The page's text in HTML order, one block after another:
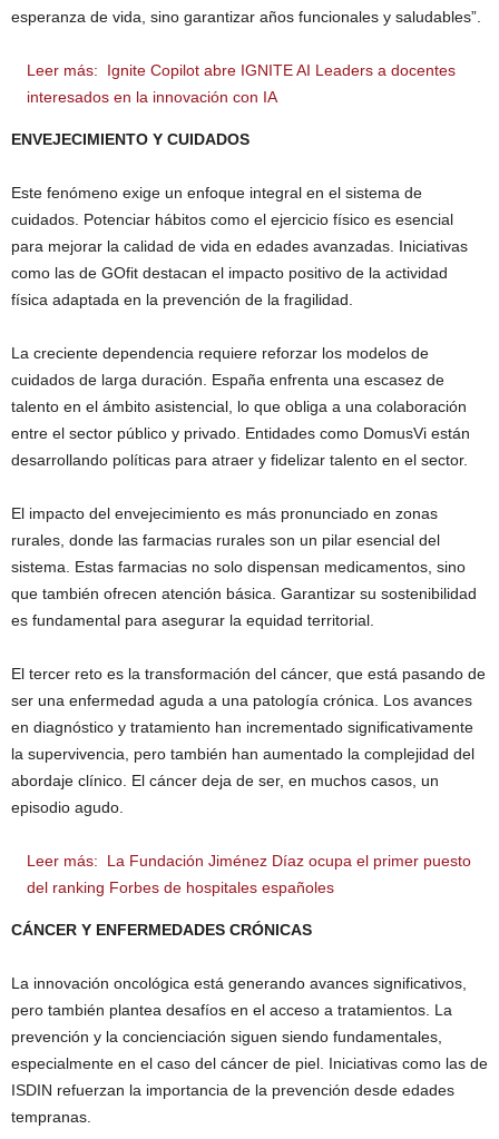
esperanza de vida, sino garantizar años funcionales y saludables”.
Leer más:
Ignite Copilot abre IGNITE AI Leaders a docentes
interesados en la innovación con IA
ENVEJECIMIENTO Y CUIDADOS
Este fenómeno exige un enfoque integral en el sistema de
cuidados. Potenciar hábitos como el ejercicio físico es esencial
para mejorar la calidad de vida en edades avanzadas. Iniciativas
como las de GOfit destacan el impacto positivo de la actividad
física adaptada en la prevención de la fragilidad.
La creciente dependencia requiere reforzar los modelos de
cuidados de larga duración. España enfrenta una escasez de
talento en el ámbito asistencial, lo que obliga a una colaboración
entre el sector público y privado. Entidades como DomusVi están
desarrollando políticas para atraer y fidelizar talento en el sector.
El impacto del envejecimiento es más pronunciado en zonas
rurales, donde las farmacias rurales son un pilar esencial del
sistema. Estas farmacias no solo dispensan medicamentos, sino
que también ofrecen atención básica. Garantizar su sostenibilidad
es fundamental para asegurar la equidad territorial.
El tercer reto es la transformación del cáncer, que está pasando de
ser una enfermedad aguda a una patología crónica. Los avances
en diagnóstico y tratamiento han incrementado significativamente
la supervivencia, pero también han aumentado la complejidad del
abordaje clínico. El cáncer deja de ser, en muchos casos, un
episodio agudo.
Leer más:
La Fundación Jiménez Díaz ocupa el primer puesto
del ranking Forbes de hospitales españoles
CÁNCER Y ENFERMEDADES CRÓNICAS
La innovación oncológica está generando avances significativos,
pero también plantea desafíos en el acceso a tratamientos. La
prevención y la concienciación siguen siendo fundamentales,
especialmente en el caso del cáncer de piel. Iniciativas como las de
ISDIN refuerzan la importancia de la prevención desde edades
tempranas.